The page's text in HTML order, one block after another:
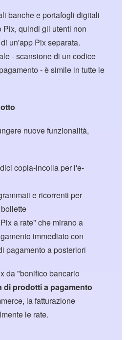
banche e portafogli digitali
Pix, quindi gli utenti non
un'app Pix separata.
- scansione di un codice
- è simile in tutte le
nuove funzionalità,
copia-incolla per l'e-
e ricorrenti per
a rate" che mirano a
immediato con
pagamento a posteriori
da "bonifico bancario
di prodotti a pagamento
la fatturazione
le rate.